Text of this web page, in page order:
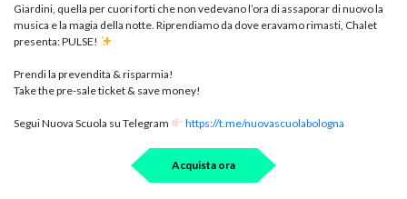
Giardini, quella per cuori forti che non vedevano l’ora di assaporar di nuovo la
musica e la magia della notte. Riprendiamo da dove eravamo rimasti, Chalet
presenta: PULSE!
Prendi la prevendita & risparmia!
Take the pre-sale ticket & save money!
Segui Nuova Scuola su Telegram https://t.me/nuovascuolabologna
Acquista ora